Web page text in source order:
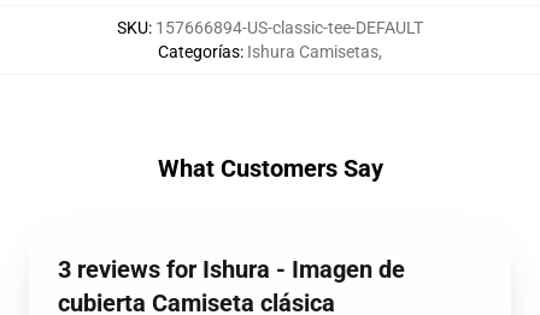
SKU: 157666894-US-classic-tee-DEFAULT
Categorías: Ishura Camisetas,
What Customers Say
3 reviews for Ishura - Imagen de
cubierta Camiseta clásica